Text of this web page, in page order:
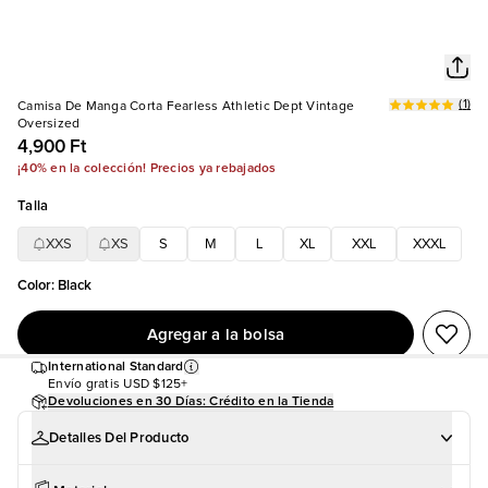
Camisa De Manga Corta Fearless Athletic Dept Vintage
Oversized
4,900 Ft
(1)
¡40% en la colección! Precios ya rebajados
Talla
XXS XS S M XL XXL XXXL
Color: Black
Agregar a la bolsa
International Standard
Envío gratis USD $125+
Devoluciones en 30 Días: Crédito en la Tienda
Detalles Del Producto